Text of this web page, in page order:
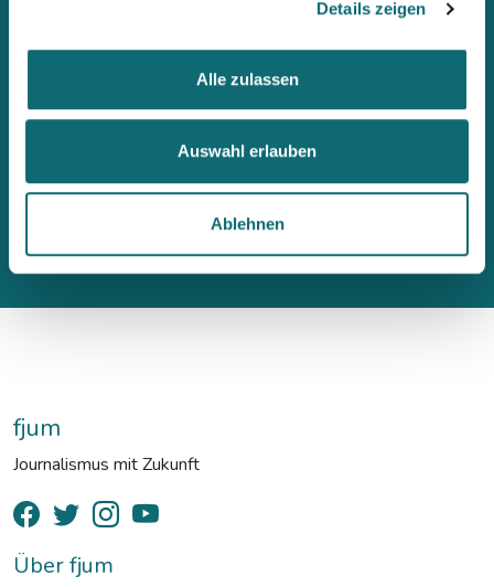
Details zeigen
Alle zulassen
Auswahl erlauben
Ablehnen
fjum
Journalismus mit Zukunft
Über fjum